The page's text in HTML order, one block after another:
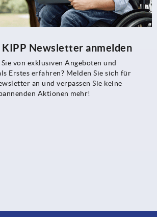
Newsletter anmelden
von exklusiven Angeboten und
Erstes erfahren? Melden Sie sich für
an und verpassen Sie keine
Aktionen mehr!